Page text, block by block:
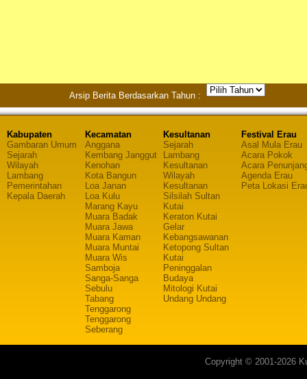
Arsip Berita Berdasarkan Tahun :
Kabupaten
Gambaran Umum
Sejarah
Wilayah
Lambang
Pemerintahan
Kepala Daerah
Kecamatan
Anggana
Kembang Janggut
Kenohan
Kota Bangun
Loa Janan
Loa Kulu
Marang Kayu
Muara Badak
Muara Jawa
Muara Kaman
Muara Muntai
Muara Wis
Samboja
Sanga-Sanga
Sebulu
Tabang
Tenggarong
Tenggarong
Seberang
Kesultanan
Sejarah
Lambang
Kesultanan
Wilayah
Kesultanan
Silsilah Sultan
Kutai
Keraton Kutai
Gelar
Kebangsawanan
Ketopong Sultan
Kutai
Peninggalan
Budaya
Mitologi Kutai
Undang Undang
Festival Erau
Asal Mula Erau
Acara Pokok
Acara
Agenda Erau
Peta Lokasi
Copyright © 2001-2026